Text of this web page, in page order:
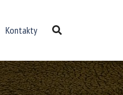
Kontakty